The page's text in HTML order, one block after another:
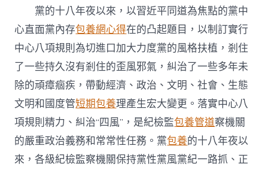
黨的十八年夜以來，以習近平同道為焦點的黨中
心直面黨內存包養網心得在的凸起題目，以制訂實行
中心八項規則為切進口加大力度黨的風格扶植，剎住
了一些持久沒有剎住的歪風邪氣，糾治了一些多年未
除的頑瘴痼疾，帶動經濟、政治、文明、社會、生態
文明和國度管短期包養理產生宏大變更。落實中心八
項規則精力、糾治“四風”，是紀檢監包養管道察機關
的嚴重政治義務和常常性任務。黨包養的十八年夜以
來，各級紀檢監察機關保持黨性黨風黨紀一路抓、正